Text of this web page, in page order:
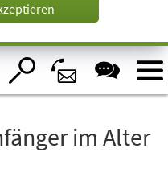
im Alter